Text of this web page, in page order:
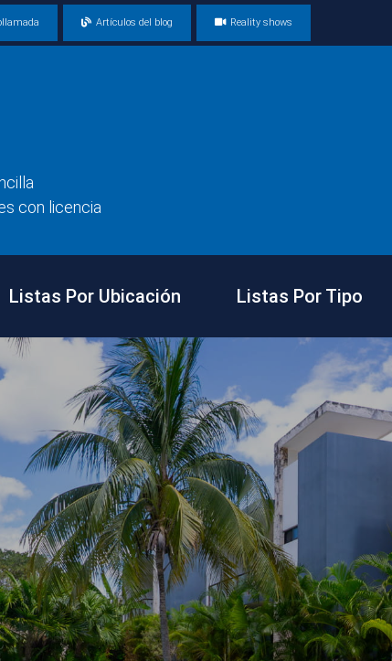
Artículos del blog Reality shows
con licencia
Listas Por Ubicación Listas Por Tipo